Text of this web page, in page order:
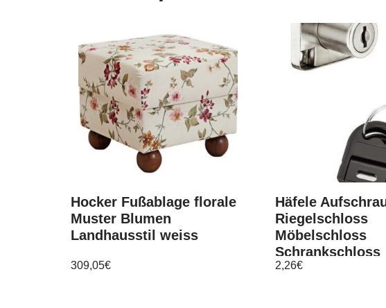
Hocker Fußablage florale
Muster Blumen
Landhausstil weiss
309,05€
Häfele
Riegelschloss
Möbelschloss
Schrankschloss
Türschloss
2,26€